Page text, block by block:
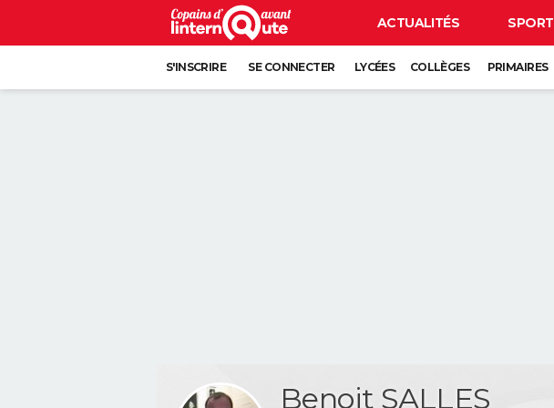
ACTUALITÉS SPORT
S'INSCRIRE SE CONNECTER LYCÉES COLLÈGES PRIMAIRES
Benoit SALLES